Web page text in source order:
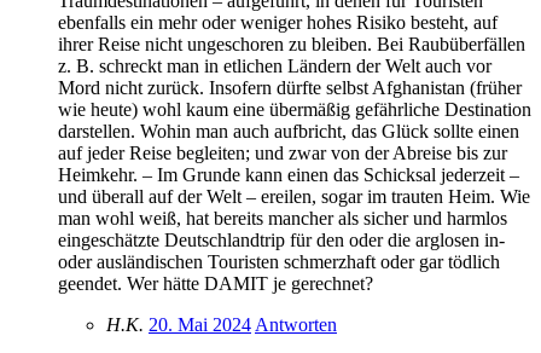
ebenfalls ein mehr oder weniger hohes Risiko besteht, auf
ihrer Reise nicht ungeschoren zu bleiben. Bei Raubüberfällen
z. B. schreckt man in etlichen Ländern der Welt auch vor
Mord nicht zurück. Insofern dürfte selbst Afghanistan (früher
wie heute) wohl kaum eine übermäßig gefährliche Destination
darstellen. Wohin man auch aufbricht, das Glück sollte einen
auf jeder Reise begleiten; und zwar von der Abreise bis zur
Heimkehr. – Im Grunde kann einen das Schicksal jederzeit –
und überall auf der Welt – ereilen, sogar im trauten Heim. Wie
man wohl weiß, hat bereits mancher als sicher und harmlos
eingeschätzte Deutschlandtrip für den oder die arglosen in-
oder ausländischen Touristen schmerzhaft oder gar tödlich
geendet. Wer hätte DAMIT je gerechnet?
H.K. 20. Mai 2024 Antworten